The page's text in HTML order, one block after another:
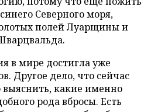
Северного моря,
полей Луарщины и
в мире достигла уже
Другое дело, что сейчас
какие именно
рода вбросы. Есть